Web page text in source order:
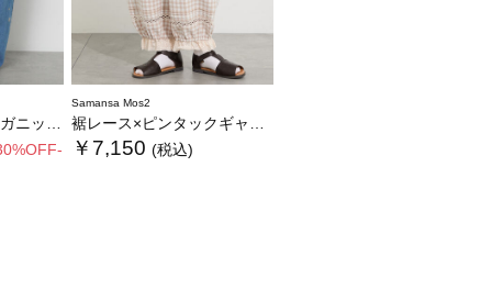
バレルパンツ
Samansa Mos2
裾レース×ピンタックギャザーパンツ《限定カラーあり》
￥7,150 (税込)